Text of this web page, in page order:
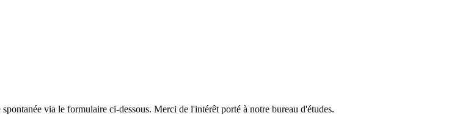
via le formulaire ci-dessous. Merci de l'intérêt porté à notre bureau d'études.